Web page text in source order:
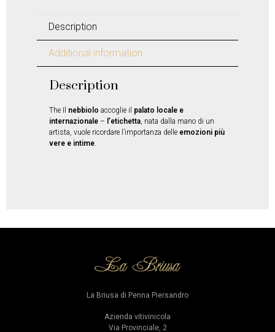
Description
Additional information
Description
The Il nebbiolo accoglie il palato locale e
internazionale – l’etichetta , nata dalla mano di un
artista, vuole ricordare l’importanza delle emozioni più
vere e intime
La Briusa di Penna Piersandro
Azienda vitivinicola
Via Provinciale, 2